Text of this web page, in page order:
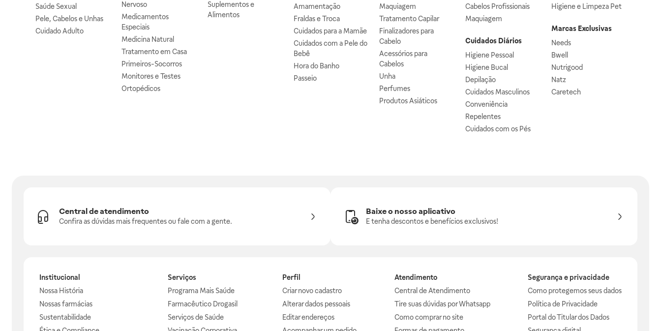
Saúde Sexual
Pele, Cabelos e Unhas
Cuidado Adulto
Nervoso
Medicamentos
Especiais
Medicina Natural
Tratamento em Casa
Primeiros-Socorros
Monitores e Testes
Ortopédicos
Suplementos e
Alimentos
Amamentação
Fraldas e Troca
Cuidados para a Mamãe
Cuidados com a Pele do
Bebê
Hora do Banho
Passeio
Maquiagem
Tratamento Capilar
Finalizadores para
Cabelo
Acessórios para
Cabelos
Unha
Perfumes
Produtos Asiáticos
Cabelos Profissionais
Maquiagem
Cuidados Diários
Higiene Pessoal
Higiene Bucal
Depilação
Cuidados Masculinos
Conveniência
Repelentes
Cuidados com os Pés
Higiene e Limpeza Pet
Marcas Exclusivas
Needs
Bwell
Nutrigood
Natz
Caretech
Central de atendimento
Confira as dúvidas mais frequentes ou fale com a gente.
Baixe o nosso aplicativo
E tenha descontos e benefícios exclusivos!
Institucional
Nossa História
Nossas farmácias
Sustentabilidade
Serviços
Programa Mais Saúde
Farmacêutico Drogasil
Serviços de Saúde
Perfil
Criar novo cadastro
Alterar dados pessoais
Editar endereços
Atendimento
Central de Atendimento
Tire suas dúvidas por Whatsapp
Como comprar no site
Segurança e privacidade
Como protegemos seus dados
Política de Privacidade
Portal do Titular dos Dados